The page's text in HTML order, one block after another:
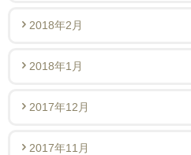
2018年2月
2018年1月
2017年12月
2017年11月